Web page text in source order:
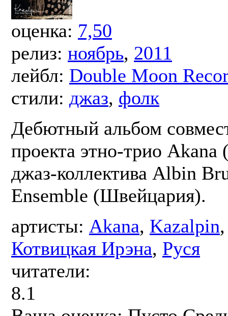
оценка: 7,50
релиз: ноябрь, 2011
лейбл: Double Moon
стили: джаз, фолк
Дебютный альбом
проекта этно-трио Akana
джаз-коллектива Albin
Ensemble (Швейцария).
артисты: Akana, Kazalpin
Котвицкая Ирэна, Руся
читатели:
8.1